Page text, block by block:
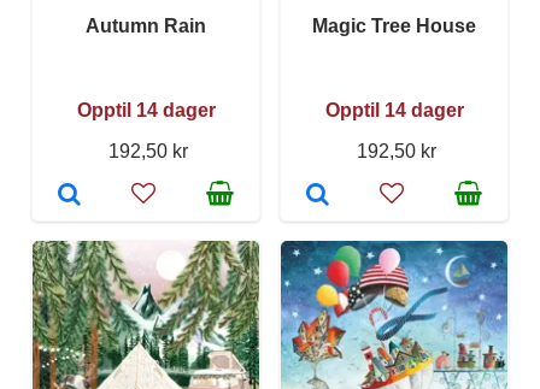
Autumn Rain
Opptil 14 dager
192,50 kr
Magic Tree House
Opptil 14 dager
192,50 kr